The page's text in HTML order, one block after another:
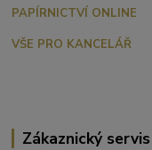
PAPÍRNICTVÍ ONLINE
VŠE PRO KANCELÁŘ
Zákaznický servis